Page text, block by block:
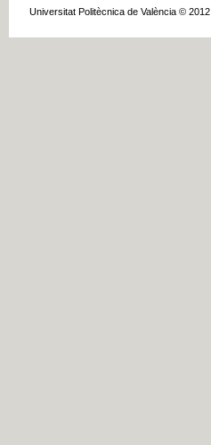
Universitat Politècnica de València © 2012